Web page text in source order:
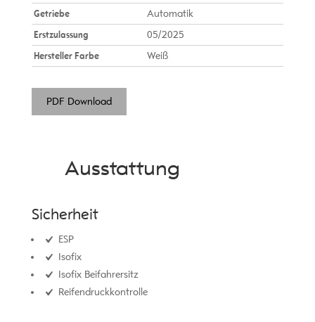
Getriebe
Automatik
Erstzulassung
05/2025
Hersteller Farbe
Weiß
PDF Download
Ausstattung
Sicherheit
ESP
Isofix
Isofix Beifahrersitz
Reifendruckkontrolle